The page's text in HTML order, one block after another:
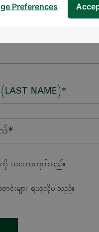
NAME)*
လ်*
ကို သဘောတူပါသည်။
င်းများ ရယူလိုပါသည်။
Preferences